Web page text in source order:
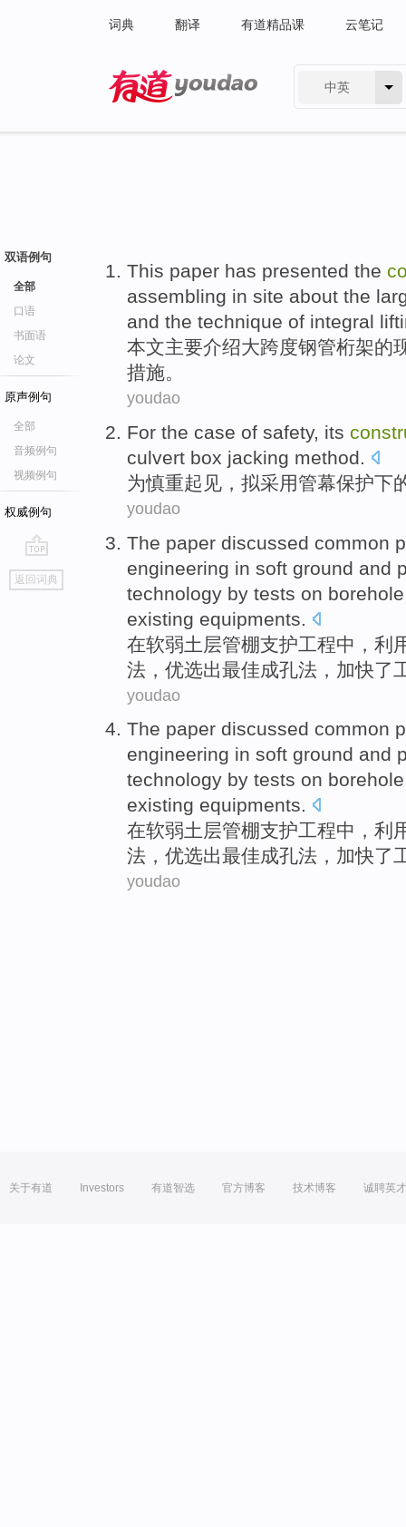
词典 翻译 有道精品课 云笔记
中英
双语例句
全部
口语
书面语
论文
原声例句
全部
音频例句
视频例句
权威例句
go
top
返回词典
This paper has presented the
assembling in site about the
and the technique of integral
本文主要介绍大跨度钢管桁架的
措施。
youdao
For the case of safety, its
culvert box jacking method.
为慎重起见，拟采用管幕保护下
youdao
The paper discussed common
engineering in soft ground and
technology by tests on borehole
existing equipments
在软弱土层管棚支护工程中 ，利
法 ，优选出最佳成孔法 ，加快了
youdao
The paper discussed common
engineering in soft ground and
technology by tests on borehole
existing equipments.
在软弱土层管棚支护工程中 ，利
法 ，优选出最佳成孔法 ，加快了
youdao
关于有道 Investors 有道智选 官方博客 技术博客 诚聘英才